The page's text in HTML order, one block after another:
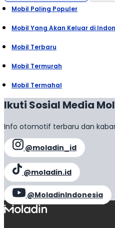
Mobil Paling Populer
Mobil Yang Akan Keluar di
Mobil Terbaru
Mobil Termurah
Mobil Termahal
Ikuti Sosial Media
Info otomotif terbaru dan
@moladin_id
@moladin.id
@MoladinIndonesia